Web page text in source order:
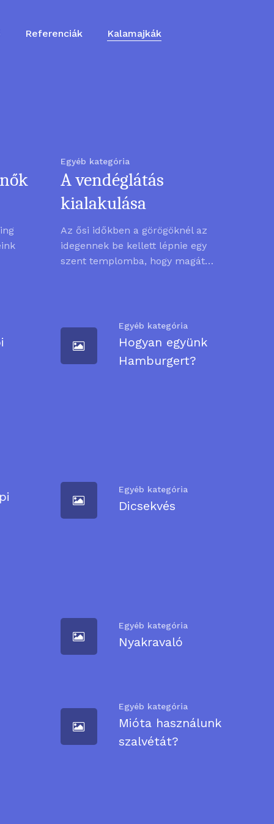
Referenciák Kalamajkák
Egyéb kategória
A vendéglátás
kialakulása
Az ősi időkben a görögöknél az
idegennek be kellett lépnie egy
szent templomba, hogy magát…
Egyéb kategória
Hogyan együnk
Hamburgert?
Egyéb kategória
Dicsekvés
Egyéb kategória
Nyakravaló
Egyéb kategória
Mióta használunk
szalvétát?